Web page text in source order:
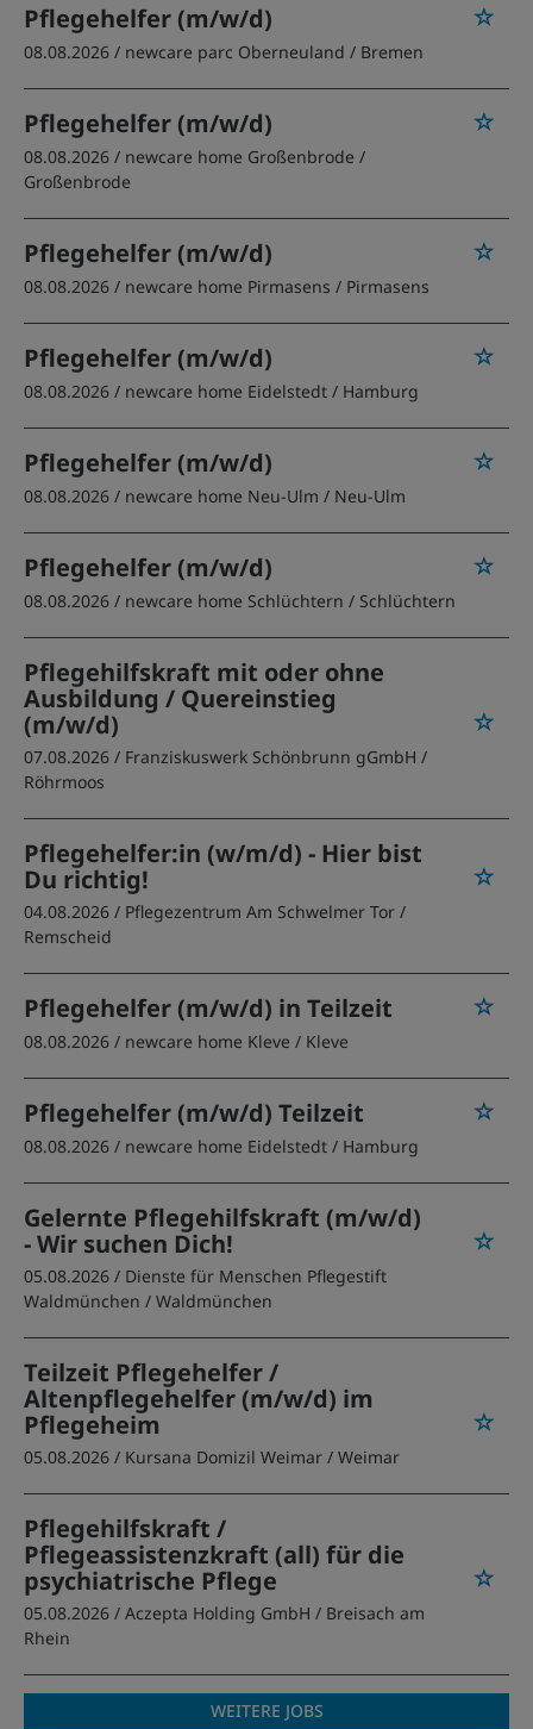
Pflegehelfer (m/w/d)
08.08.2026 / newcare parc Oberneuland / Bremen
Pflegehelfer (m/w/d)
08.08.2026 / newcare home Großenbrode /
Großenbrode
Pflegehelfer (m/w/d)
08.08.2026 / newcare home Pirmasens / Pirmasens
Pflegehelfer (m/w/d)
08.08.2026 / newcare home Eidelstedt / Hamburg
Pflegehelfer (m/w/d)
08.08.2026 / newcare home Neu-Ulm / Neu-Ulm
Pflegehelfer (m/w/d)
08.08.2026 / newcare home Schlüchtern / Schlüchtern
Pflegehilfskraft mit oder ohne
Ausbildung / Quereinstieg
(m/w/d)
07.08.2026 / Franziskuswerk Schönbrunn gGmbH /
Röhrmoos
Pflegehelfer:in (w/m/d) - Hier bist
Du richtig!
04.08.2026 / Pflegezentrum Am Schwelmer Tor /
Remscheid
Pflegehelfer (m/w/d) in Teilzeit
08.08.2026 / newcare home Kleve / Kleve
Pflegehelfer (m/w/d) Teilzeit
08.08.2026 / newcare home Eidelstedt / Hamburg
Gelernte Pflegehilfskraft (m/w/d)
- Wir suchen Dich!
05.08.2026 / Dienste für Menschen Pflegestift
Waldmünchen / Waldmünchen
Teilzeit Pflegehelfer /
Altenpflegehelfer (m/w/d) im
Pflegeheim
05.08.2026 / Kursana Domizil Weimar / Weimar
Pflegehilfskraft /
Pflegeassistenzkraft (all) für die
psychiatrische Pflege
05.08.2026 / Aczepta Holding GmbH / Breisach am
Rhein
WEITERE JOBS